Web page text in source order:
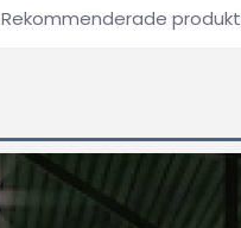
Rekommenderade